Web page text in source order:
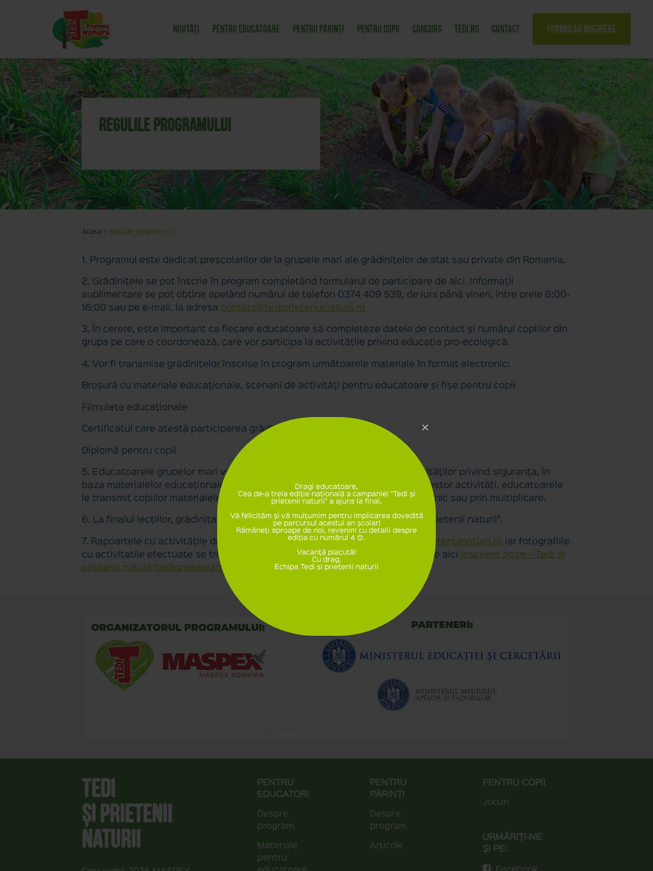
×
Dragi educatoare,
Cea de-a treia ediție naţională a campaniei "Tedi și
prietenii naturii" a ajuns la final.
Vă felicităm și vă mulțumim pentru implicarea dovedită
pe parcursul acestui an școlar!
Rămâneți aproape de noi, revenim cu detalii despre
ediția cu numărul 4 😊.
Vacanţă placută!
Cu drag,
Echipa Tedi și prietenii naturii
Noutăți Pentru educatoare Pentru părinți Pentru copii Concurs tedi.ro Contact Formular înscriere
Regulile programului
Acasa > Regulile programului
1. Programul este dedicat preşcolarilor de la grupele mari ale grădiniţelor de stat sau private din Romania.
2. Grădiniţele se pot înscrie în program completând formularul de participare de aici. Informații
suplimentare se pot obţine apelând numărul de telefon 0374 409 539, de luni până vineri, între orele 8:00-
16:00 sau pe e-mail, la adresa contact@tediprietenulnaturii.ro
3. În cerere, este important ca fiecare educatoare să completeze datele de contact și numărul copiilor din
grupa pe care o coordonează, care vor participa la activitățile privind educaţia pro-ecologică.
4. Vor fi transmise grădiniţelor înscrise în program următoarele materiale în format electronic:
Broşură cu materiale educaționale, scenarii de activități pentru educatoare şi fişe pentru copii
Filmuleţe educaţionale
Certificatul care atestă participarea grădiniţei la program
Diplomă pentru copii
5. Educatoarele grupelor mari vor realiza programul prin desfășurarea activităților privind siguranța, în
baza materialelor educaționale primite în format electronic. Pe parcursul acestor activități, educatoarele
le transmit copiilor materialele dedicate lor – fişele de lucru, în format electronic sau prin multiplicare.
6. La finalul lecțiilor, grădiniţa are dreptul să folosească Certificatul „Tedi şi prietenii naturii”.
7. Rapoartele cu activitățile desfășurate se trimit pe adresacontact@tediprietenulnaturii.ro iar fotografiile
cu activitatile efectuate se trimit folosind formularul dedicat disponibil pe site aici Inscriere poze – Tedi și
prietenii naturii (tediprietenulnaturii.ro)
Tedi
și prietenii
naturii
PENTRU
EDUCATORI
Despre
program
Materiale
pentru
PENTRU
PĂRINȚI
Despre
program
Articole
PENTRU COPII
Jocuri
URMĂRIȚI-NE
ȘI PE:
Facebook